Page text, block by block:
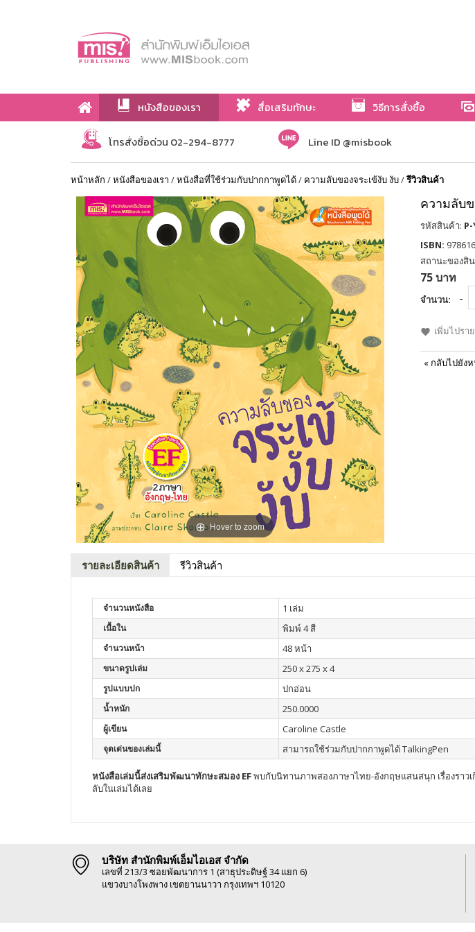
หนังสือของเรา สื่อเสริมทักษะ วิธีการสั่งซื้อ
เกี่ยวกับเรา
โทรสั่งซื้อด่วน 02-294-8777 Line ID @misbook
หน้าหลัก /หนังสือของเรา /หนังสือที่ใช้ร่วมกับปากกาพูดได้/ ความลับของจระเข้งับ งับ/รีวิวสินค้า
Hover to zoom
ความลับข
รหัสสินค้า:
ISBN:
สถานะของสิ
75 บาท
จำนวน:
เพิ่มไปรา
« กลับไปยัง
รายละเอียดสินค้า รีวิวสินค้า
จำนวนหนังสือ 1 เล่ม
เนื้อใน พิมพ์ 4 สี
จำนวนหน้า 48 หน้า
ขนาดรูปเล่ม 250 x 275 x 4
รูปแบบปก ปกอ่อน
น้ำหนัก 250.0000
ผู้เขียน Caroline Castle
จุดเด่นของเล่มนี้ สามารถใช้ร่วมกับปากกาพูดได้ TalkingPen
หนังสือเล่มนี้ส่งเสริมพัฒนาทักษะสมอง EFพบกับนิทานภาพสองภาษาไทย-อังกฤษแสนสนุก เรื่องราว
ลับในเล่มได้เลย
บริษัท สำนักพิมพ์เอ็มไอเอส จำกัด
เลขที่ 213/3 ซอยพัฒนาการ 1 (สาธุประดิษฐ์ 34 แยก 6)
แขวงบางโพงพาง เขตยานนาวา กรุงเทพฯ 10120